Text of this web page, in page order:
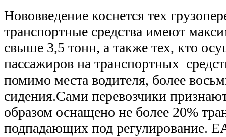
Нововведение коснется тех
транспортные средства имеют
свыше 3,5 тонн, а также тех, кто
пассажиров на транспортных
помимо места водителя, более
сидения.Сами перевозчики
образом оснащено не более 20%
подпадающих под регулирование.